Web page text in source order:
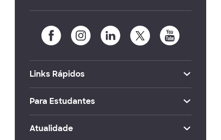
Links Rápidos
Para Estudantes
Atualidade